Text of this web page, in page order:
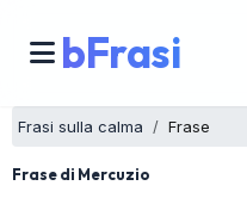
bFrasi
Frasi sulla calma Frase
Frase di Mercuzio